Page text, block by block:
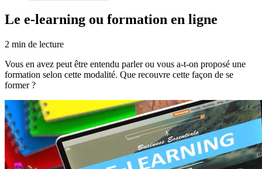
Le e-learning ou formation en ligne
2 min de lecture
Vous en avez peut être entendu parler ou vous a-t-on proposé une
formation selon cette modalité. Que recouvre cette façon de se
former ?